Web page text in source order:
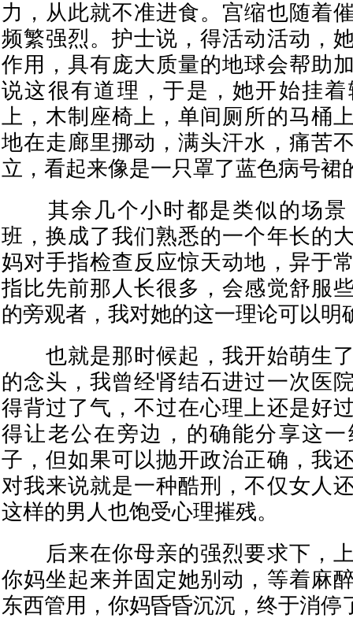
力，从此就不准进食。宫缩也随着
频繁强烈。护士说，得活动活动，
作用，具有庞大质量的地球会帮助
说这很有道理，于是，她开始挂
上，木制座椅上，单间厕所的马桶
地在走廊里挪动，满头汗水，痛苦
立，看起来像是一只罩了蓝色病号裙
其余几个小时都是类似的场景
班，换成了我们熟悉的一个年长的
妈对手指检查反应惊天动地，异于
指比先前那人长很多，会感觉舒服
的旁观者，我对她的这一理论可以明
也就是那时候起，我开始萌生了
的念头，我曾经肾结石进过一次医
得背过了气，不过在心理上还是好
得让老公在旁边，的确能分享这
子，但如果可以抛开政治正确，我
对我来说就是一种酷刑，不仅女人
这样的男人也饱受心理摧残。
后来在你母亲的强烈要求下，上
你妈坐起来并固定她别动，等着麻
东西管用，你妈昏昏沉沉，终于消停